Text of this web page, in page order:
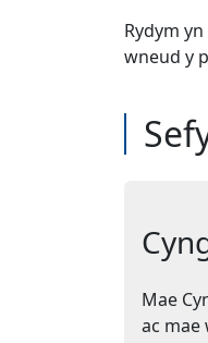
Rydym
wneud y
Mae
ac